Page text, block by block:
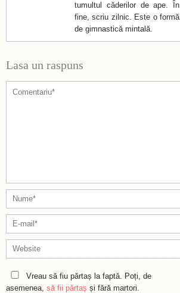
tumultul căderilor de ape. În
fine, scriu zilnic. Este o formă
de gimnastică mintală.
Lasa un raspuns
Vreau să fiu părtaș la faptă. Poți, de
asemenea, să fii părtaș și fără martori.